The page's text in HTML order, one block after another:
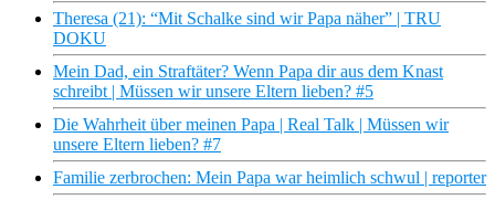
Theresa (21): “Mit Schalke sind wir Papa näher” | TRU
DOKU
Mein Dad, ein Straftäter? Wenn Papa dir aus dem Knast
schreibt | Müssen wir unsere Eltern lieben? #5
Die Wahrheit über meinen Papa | Real Talk | Müssen wir
unsere Eltern lieben? #7
Familie zerbrochen: Mein Papa war heimlich schwul | reporter